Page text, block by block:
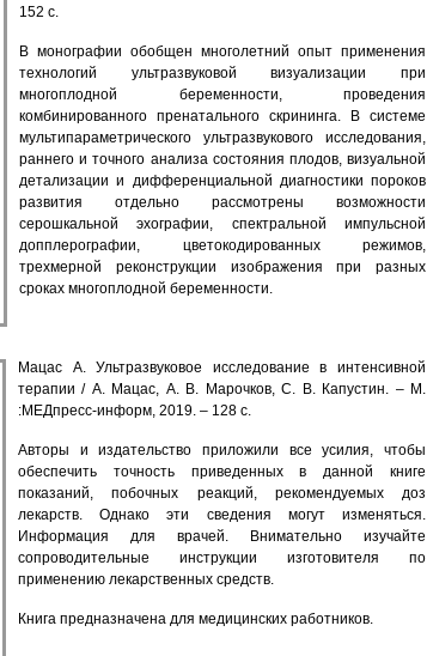
152 с.
В монографии обобщен многолетний опыт применения
технологий ультразвуковой визуализации при
многоплодной беременности, проведения
комбинированного пренатального скрининга. В системе
мультипараметрического ультразвукового исследования,
раннего и точного анализа состояния плодов, визуальной
детализации и дифференциальной диагностики пороков
развития отдельно рассмотрены возможности
серошкальной эхографии, спектральной импульсной
допплерографии, цветокодированных режимов,
трехмерной реконструкции изображения при разных
сроках многоплодной беременности.
Мацас А. Ультразвуковое исследование в интенсивной
терапии / А. Мацас, А. В. Марочков, С. В. Капустин. – М.
:МЕДпресс-информ, 2019. – 128 с.
Авторы и издательство приложили все усилия, чтобы
обеспечить точность приведенных в данной книге
показаний, побочных реакций, рекомендуемых доз
лекарств. Однако эти сведения могут изменяться.
Информация для врачей. Внимательно изучайте
сопроводительные инструкции изготовителя по
применению лекарственных средств.
Книга предназначена для медицинских работников.